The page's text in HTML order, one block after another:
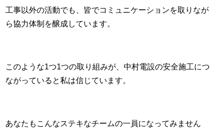
工事以外の活動でも、皆でコミュニケーションを取りなが
ら協力体制を醸成しています。
このような1つ1つの取り組みが、中村電設の安全施工につ
ながっていると私は信じています。
あなたもこんなステキなチームの一員になってみません